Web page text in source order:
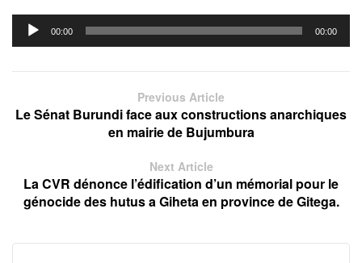
Audio
Player
00:00 00:00
Previous Article
Le Sénat Burundi face aux constructions anarchiques
en mairie de Bujumbura
Next Article
La CVR dénonce l’édification d’un mémorial pour le
génocide des hutus a Giheta en province de Gitega.